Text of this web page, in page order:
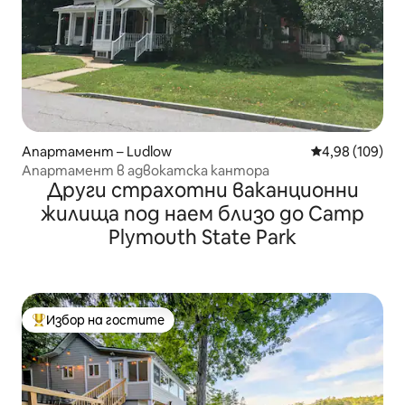
Апартамент – Ludlow Средна
4,98 (109)
Апартамент в адвокатска кантора
Други страхотни ваканционни
жилища под наем близо до Camp
Plymouth State Park
Най-популярен избор на гостите
Избор на гостите